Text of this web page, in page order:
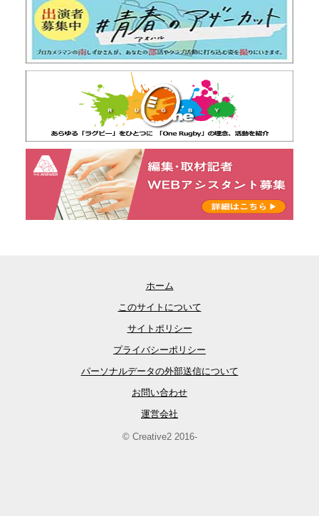
ホーム
このサイトについて
サイトポリシー
プライバシーポリシー
パーソナルデータの外部送信について
お問い合わせ
運営会社
© Creative2 2016-